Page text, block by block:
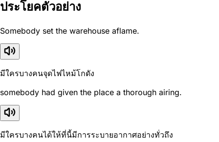
ประโยคตัวอย่าง
Somebody set the warehouse aflame.
มีใครบางคนจุดไฟไหม้โกดัง
somebody had given the place a thorough airing.
มีใครบางคนได้ให้ที่นี้มีการระบายอากาศอย่างทั่วถึง